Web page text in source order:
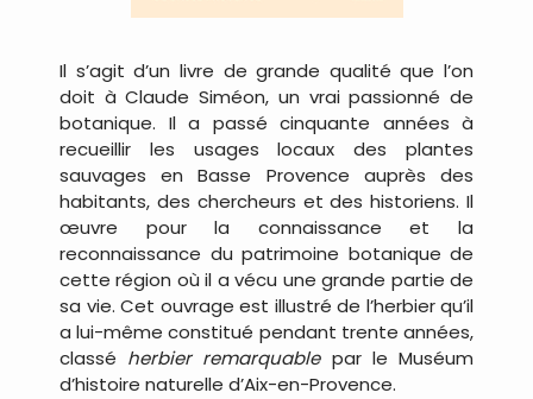
Il s’agit d’un livre de grande qualité que l’on
doit à Claude Siméon, un vrai passionné de
botanique. Il a passé cinquante années à
recueillir les usages locaux des plantes
sauvages en Basse Provence auprès des
habitants, des chercheurs et des historiens. Il
œuvre pour la connaissance et la
reconnaissance du patrimoine botanique de
cette région où il a vécu une grande partie de
sa vie. Cet ouvrage est illustré de l’herbier qu’il
a lui-même constitué pendant trente années,
classé herbier remarquablepar le Muséum
d’histoire naturelle d’Aix-en-Provence.